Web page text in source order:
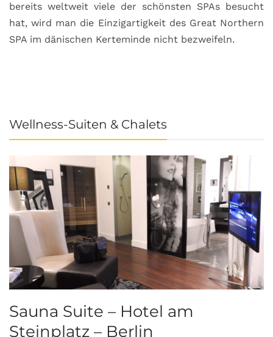
bereits weltweit viele der schönsten SPAs besucht
hat, wird man die Einzigartigkeit des Great Northern
SPA im dänischen Kerteminde nicht bezweifeln.
Wellness-Suiten & Chalets
Sauna Suite – Hotel am
Steinplatz – Berlin